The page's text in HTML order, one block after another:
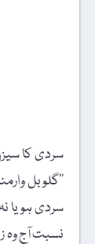
سردی کا
’’گلوبل
سردی ہو یا
نسبت آج وہ